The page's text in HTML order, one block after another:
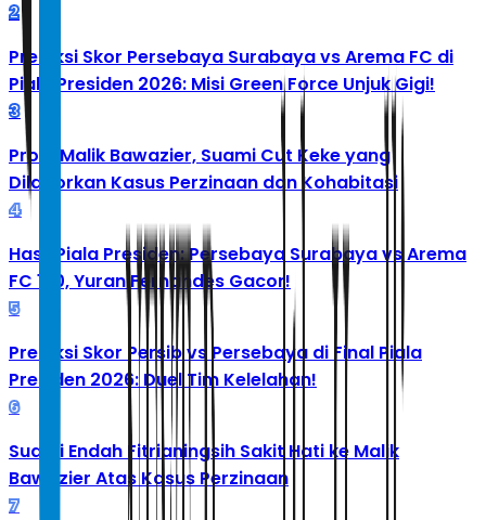
2
Prediksi Skor Persebaya Surabaya vs Arema FC di
Piala Presiden 2026: Misi Green Force Unjuk Gigi!
3
Profil Malik Bawazier, Suami Cut Keke yang
Dilaporkan Kasus Perzinaan dan Kohabitasi
4
Hasil Piala Presiden: Persebaya Surabaya vs Arema
FC 1-0, Yuran Fernandes Gacor!
5
Prediksi Skor Persib vs Persebaya di Final Piala
Presiden 2026: Duel Tim Kelelahan!
6
Suami Endah Fitrianingsih Sakit Hati ke Malik
Bawazier Atas Kasus Perzinaan
7